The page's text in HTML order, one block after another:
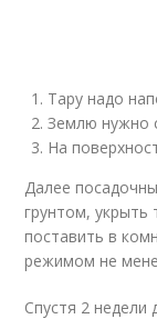
Тару надо
Землю нужно
На
Далее
грунтом,
поставить в
режимом не
Спустя 2